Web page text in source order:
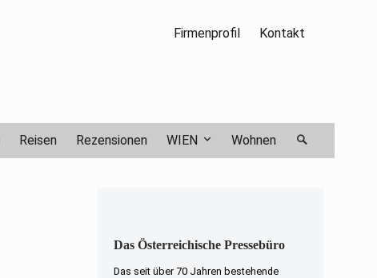
Firmenprofil Kontakt
Reisen Rezensionen WIEN Wohnen
Das Österreichische Pressebüro
Das seit über 70 Jahren bestehende